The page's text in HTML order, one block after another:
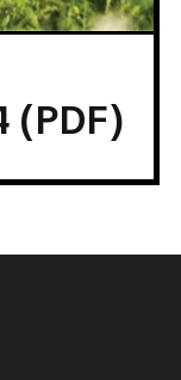
(PDF)